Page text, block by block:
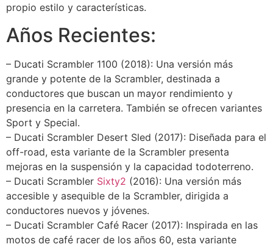
propio estilo y características.
Años Recientes:
– Ducati Scrambler 1100 (2018): Una versión más
grande y potente de la Scrambler, destinada a
conductores que buscan un mayor rendimiento y
presencia en la carretera. También se ofrecen variantes
Sport y Special.
– Ducati Scrambler Desert Sled (2017): Diseñada para el
off-road, esta variante de la Scrambler presenta
mejoras en la suspensión y la capacidad todoterreno.
– Ducati Scrambler Sixty2 (2016): Una versión más
accesible y asequible de la Scrambler, dirigida a
conductores nuevos y jóvenes.
– Ducati Scrambler Café Racer (2017): Inspirada en las
motos de café racer de los años 60, esta variante